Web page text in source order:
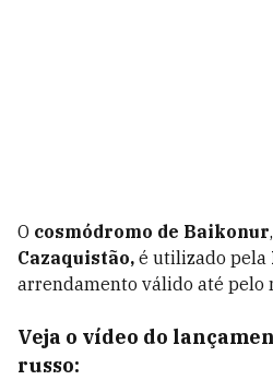
O cosmódromo de Baikonur
Cazaquistão, é utilizado pela
arrendamento válido até pelo
Veja o vídeo do
russo: